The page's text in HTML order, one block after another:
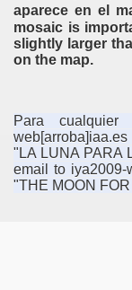
aparece en el
mosaic is
slightly larger
on the map.
Para
"LA LUNA PARA
email to iya2009-
"THE MOON